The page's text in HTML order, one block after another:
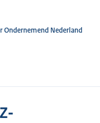
Ondernemend Nederland